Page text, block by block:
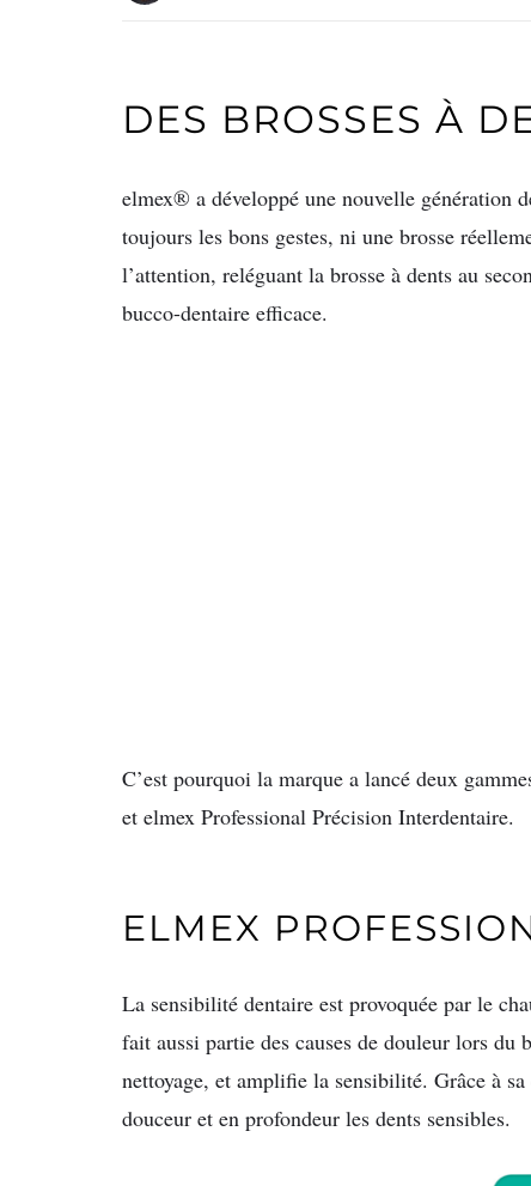
DES BROSSES À
elmex® a développé une nouvelle génération
toujours les bons gestes, ni une brosse
l’attention, reléguant la brosse à dents au
bucco-dentaire efficace.
C’est pourquoi la marque a lancé deux
et elmex Professional Précision Interdentaire.
ELMEX
La sensibilité dentaire est provoquée par le
fait aussi partie des causes de douleur lors du
nettoyage, et amplifie la sensibilité. Grâce à
douceur et en profondeur les dents sensibles.